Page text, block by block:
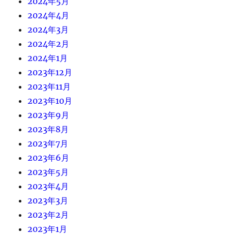
2024年4月
2024年3月
2024年2月
2024年1月
2023年12月
2023年11月
2023年10月
2023年9月
2023年8月
2023年7月
2023年6月
2023年5月
2023年4月
2023年3月
2023年2月
2023年1月